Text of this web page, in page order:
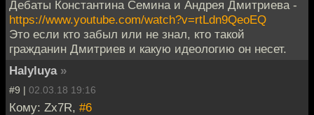
Дебаты Константина Семина и Андрея Дмитриева -
https://www.youtube.com/watch?v=rtLdn9QeoEQ
Это если кто забыл или не знал, кто такой
гражданин Дмитриев и какую идеологию он несет.
Halyluya »
#9 | 02.03.18 19:16
Кому: Zx7R, #6